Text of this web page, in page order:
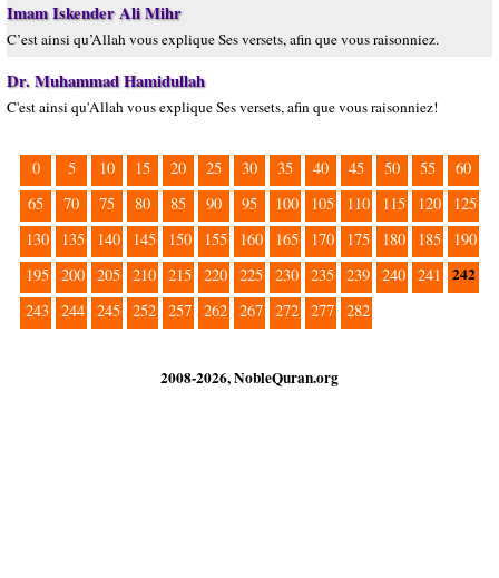
Imam Iskender Ali Mihr
C’est ainsi qu’Allah vous explique Ses versets, afin que vous raisonniez.
Dr. Muhammad Hamidullah
C'est ainsi qu'Allah vous explique Ses versets, afin que vous raisonniez!
0 5 10 15 20 25 30 35 40 45 50 55
60
65
70 75 80 85 90 95 100 105 110 115 120
125
130
135 140 145 150 155 160 165 170 175 180 185
190
195 200 205 210 215 220 225 230 235 239 240 241 242
243 244 245 252 257 262 267 272 277 282
2008-2026, NobleQuran.org